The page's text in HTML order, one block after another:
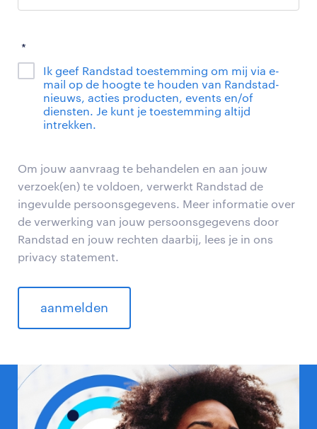
*
Ik geef Randstad toestemming om mij via e-
mail op de hoogte te houden van Randstad-
nieuws, acties producten, events en/of
diensten. Je kunt je toestemming altijd
intrekken.
Om jouw aanvraag te behandelen en aan jouw
verzoek(en) te voldoen, verwerkt Randstad de
ingevulde persoonsgegevens. Meer informatie over
de verwerking van jouw persoonsgegevens door
Randstad en jouw rechten daarbij, lees je in ons
privacy statement.
aanmelden